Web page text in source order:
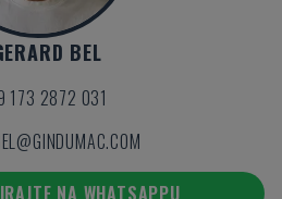
BEL
173 2872 031
NA WHATSAPPU